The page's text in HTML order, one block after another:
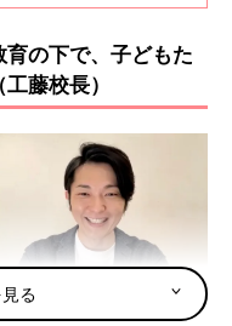
達障害であることを公表
けるために行ってきたこ
した。
の下で、子どもた
藤校長）
る